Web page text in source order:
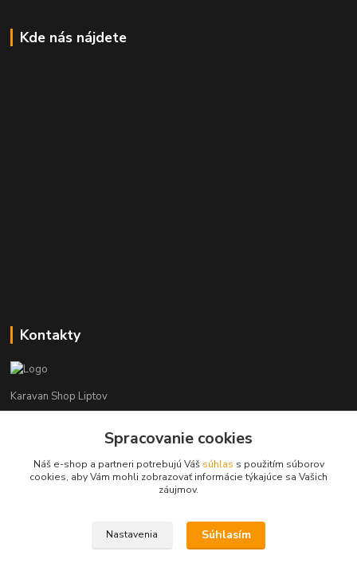
Kde nás nájdete
Kontakty
Karavan Shop Liptov
+421 903 626 885
info@karavanshopliptov.sk
Spracovanie cookies
Náš e-shop a partneri potrebujú Váš súhlas s použitím súborov
cookies, aby Vám mohli zobrazovať informácie týkajúce sa Vašich
záujmov.
Nastavenia Súhlasím